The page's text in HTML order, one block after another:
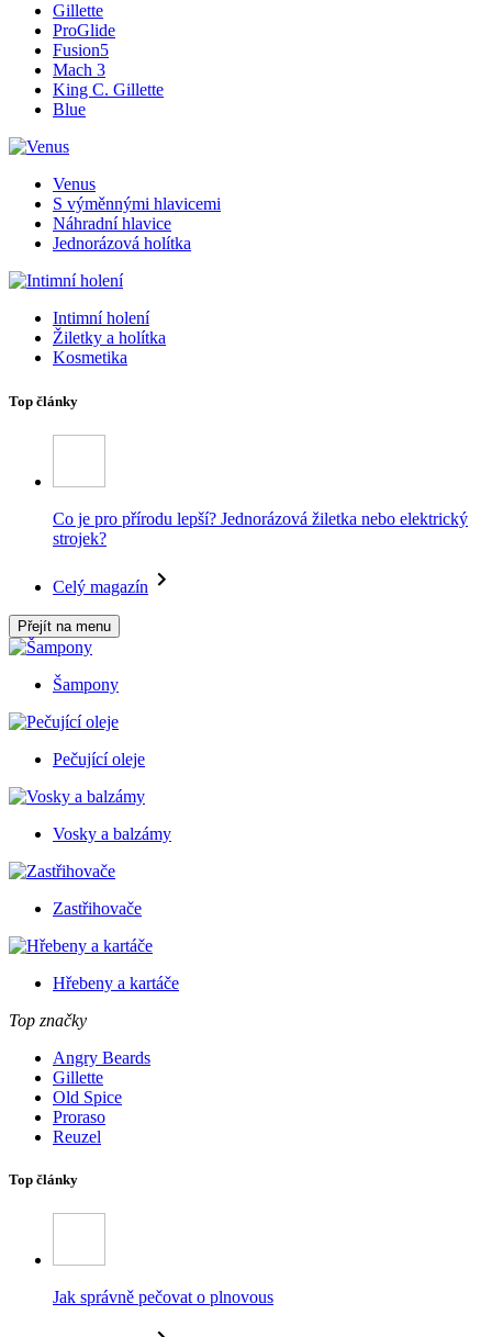
Gillette
ProGlide
Fusion5
Mach 3
King C. Gillette
Blue
Venus
S výměnnými hlavicemi
Náhradní hlavice
Jednorázová holítka
Intimní holení
Žiletky a holítka
Kosmetika
Top články
Co je pro přírodu lepší? Jednorázová žiletka nebo elektrický
strojek?
Celý magazín
Přejít na menu
Šampony
Pečující oleje
Vosky a balzámy
Zastřihovače
Hřebeny a kartáče
Top značky
Angry Beards
Gillette
Old Spice
Proraso
Reuzel
Top články
Jak správně pečovat o plnovous